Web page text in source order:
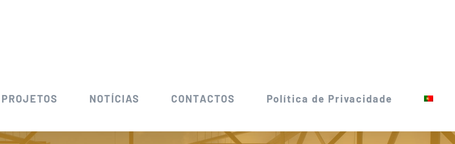
PROJETOS NOTÍCIAS CONTACTOS Política de Privacidade